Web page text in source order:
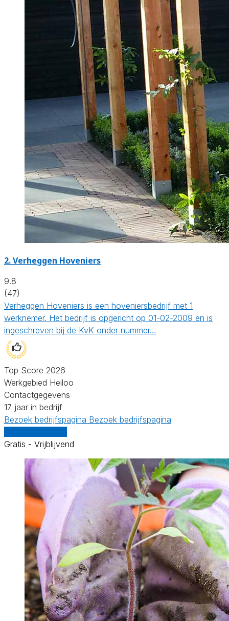
2.Verheggen Hoveniers
9.8
(47)
Verheggen Hoveniers is een hoveniersbedrijf met 1
werknemer. Het bedrijf is opgericht op 01-02-2009 en is
ingeschreven bij de KvK onder nummer…
Top Score 2026
Werkgebied Heiloo
Contactgegevens
17 jaar in bedrijf
Bezoek bedrijfspagina Bezoek bedrijfspagina
Gratis - Vrijblijvend